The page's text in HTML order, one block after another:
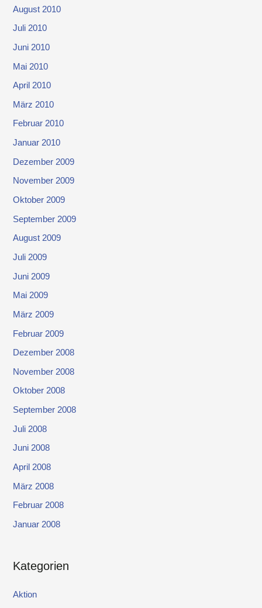
August 2010
Juli 2010
Juni 2010
Mai 2010
April 2010
März 2010
Februar 2010
Januar 2010
Dezember 2009
November 2009
Oktober 2009
September 2009
August 2009
Juli 2009
Juni 2009
Mai 2009
März 2009
Februar 2009
Dezember 2008
November 2008
Oktober 2008
September 2008
Juli 2008
Juni 2008
April 2008
März 2008
Februar 2008
Januar 2008
Kategorien
Aktion